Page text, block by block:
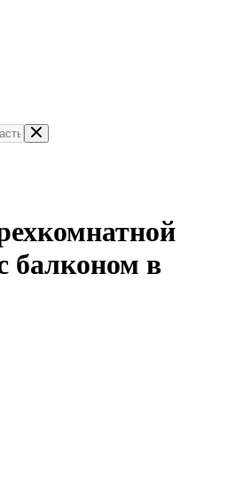
балконом в